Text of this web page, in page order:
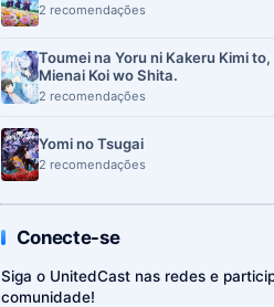
2 recomendações
Toumei na Yoru ni Kakeru Kimi to,
Mienai Koi wo Shita.
2 recomendações
Yomi no Tsugai
2 recomendações
Conecte-se
Siga o UnitedCast nas redes e
comunidade!